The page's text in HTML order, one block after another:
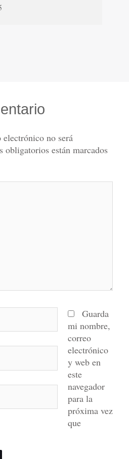
no será
obligatorios están marcados
Guarda
mi nombre,
correo
electrónico
y web en
este
navegador
para la
próxima vez
que